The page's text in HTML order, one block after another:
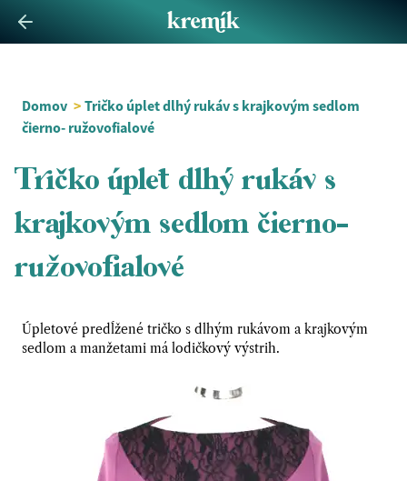
Domov > Tričko úplet dlhý rukáv s krajkovým sedlom
čierno- ružovofialové
Tričko úplet dlhý rukáv s
krajkovým sedlom čierno-
ružovofialové
Úpletové predĺžené tričko s dlhým rukávom a krajkovým
sedlom a manžetami má lodičkový výstrih.